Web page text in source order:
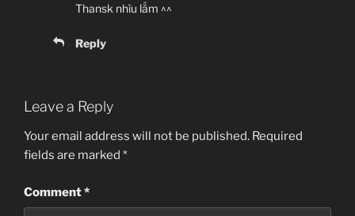
Thansk nhìu lắm ^^
Reply
Leave a Reply
Your email address will not be published. Required
fields are marked *
Comment*